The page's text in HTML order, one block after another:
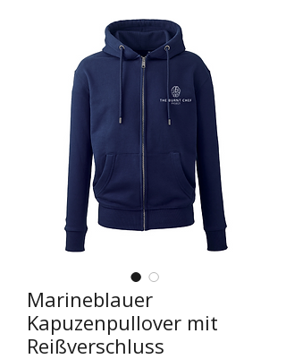
Marineblauer
Kapuzenpullover mit
Reißverschluss